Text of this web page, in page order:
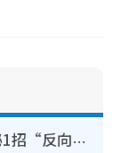
WhatsApp预设贴图怎么删？揭秘1招“反向操作”还原简洁界面 附3步实测教程